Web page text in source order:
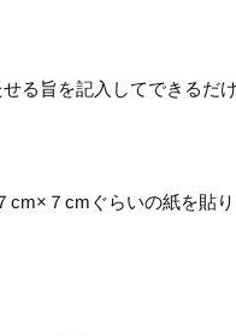
る旨を記入してできるだけ
７cmぐらいの紙を貼